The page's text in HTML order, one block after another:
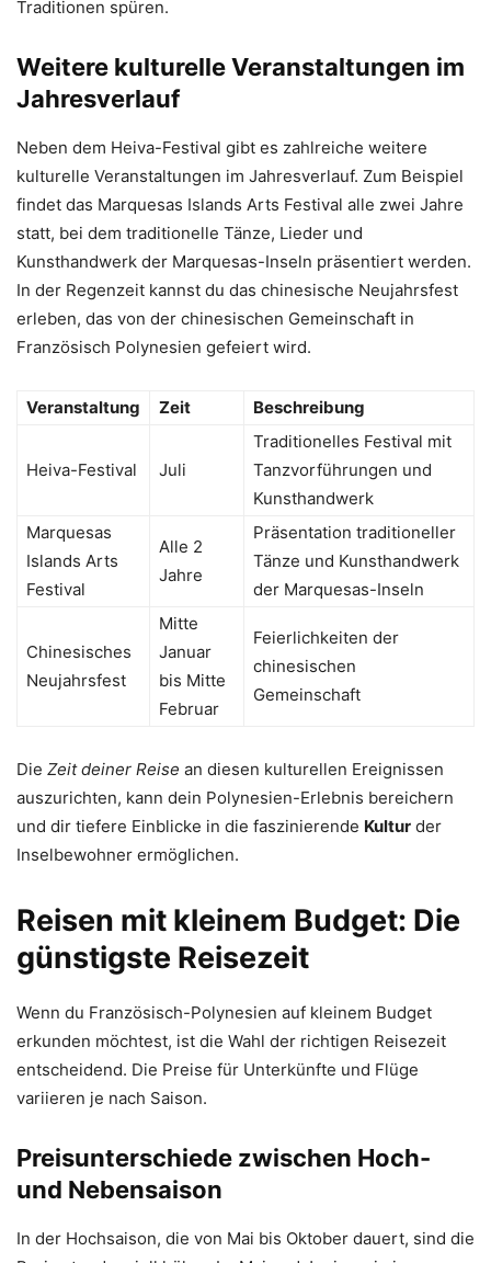
Traditionen spüren.
Weitere kulturelle Veranstaltungen im
Jahresverlauf
Neben dem Heiva-Festival gibt es zahlreiche weitere
kulturelle Veranstaltungen im Jahresverlauf. Zum Beispiel
findet das Marquesas Islands Arts Festival alle zwei Jahre
statt, bei dem traditionelle Tänze, Lieder und
Kunsthandwerk der Marquesas-Inseln präsentiert werden.
In der Regenzeit kannst du das chinesische Neujahrsfest
erleben, das von der chinesischen Gemeinschaft in
Französisch Polynesien gefeiert wird.
Veranstaltung Zeit Beschreibung
Heiva-Festival Juli
Traditionelles Festival mit
Tanzvorführungen und
Kunsthandwerk
Marquesas
Islands Arts
Festival
Alle 2
Jahre
Präsentation traditioneller
Tänze und Kunsthandwerk
der Marquesas-Inseln
Chinesisches
Neujahrsfest
Mitte
Januar
bis Mitte
Februar
Feierlichkeiten der
chinesischen
Gemeinschaft
Die Zeit deiner Reise an diesen kulturellen Ereignissen
auszurichten, kann dein Polynesien-Erlebnis bereichern
und dir tiefere Einblicke in die faszinierende Kultur der
Inselbewohner ermöglichen.
Reisen mit kleinem Budget: Die
günstigste Reisezeit
Wenn du Französisch-Polynesien auf kleinem Budget
erkunden möchtest, ist die Wahl der richtigen Reisezeit
entscheidend. Die Preise für Unterkünfte und Flüge
variieren je nach Saison.
Preisunterschiede zwischen Hoch-
und Nebensaison
In der Hochsaison, die von Mai bis Oktober dauert, sind die